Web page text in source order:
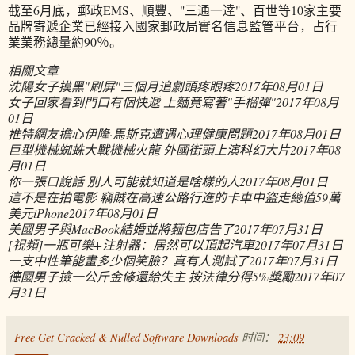
截至6月底，郵政EMS、順豐、"三通一達"、百世等10家主要
品牌寄遞企業已經接入國家郵政局實名信息監管平台，占行
業業務總量約90％。
相關文章
沈陽女子摸黑"刷屏"三個月追劇頭疼眼疼2017年08月01日
女子回家看到門口有個快遞 上麵竟寫著"手榴彈"2017年08月
01日
推特網友擔心伊隆·馬斯克遭遇心理健康問題2017年08月01日
巨型機械蜘蛛大戰機械火龍 外國街頭上演科幻大片2017年08
月01日
你一張口說話 別人可能就知道是啥樣的人2017年08月01日
這不是在拍電影 竊賊在高速公路行進的卡車中盜走總值59萬
美元iPhone2017年08月01日
美國男子與MacBook結婚並將麵包店告了2017年07月31日
[視頻]一瓶可樂+注射器：居然可以頂起汽車2017年07月31日
一支中性筆能畫多少個笑臉？真有人測試了2017年07月31日
德國男子撿一公斤金條還給失主 按法律分得5%獎勵2017年07
月31日
Free Get Cracked & Nulled Software Downloads 时间： 23:09